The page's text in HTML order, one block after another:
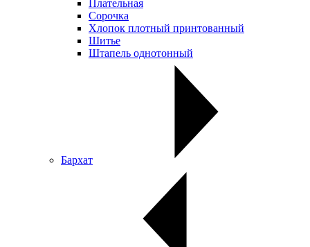
Плательная
Сорочка
Хлопок плотный принтованный
Шитье
Штапель однотонный
Бархат